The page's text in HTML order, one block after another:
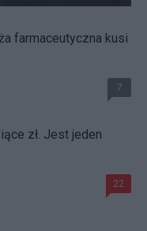
farmaceutyczna kusi
7
zł. Jest jeden
22